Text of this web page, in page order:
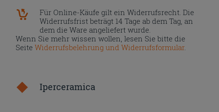
Für Online-Käufe gilt ein Widerrufsrecht. Die
Widerrufsfrist beträgt 14 Tage ab dem Tag, an
dem die Ware angeliefert wurde.
Wenn Sie mehr wissen wollen, lesen Sie bitte die
SeiteWiderrufsbelehrung und Widerrufsformular.
Iperceramica